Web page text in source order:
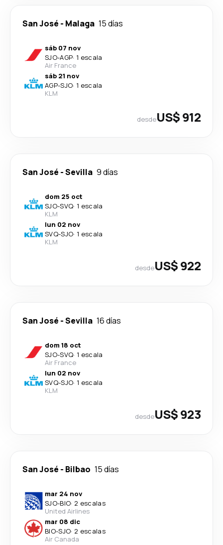
San José - Malaga 15 días
sáb 07 nov
SJO-AGP· 1 escala
Air France
sáb 21 nov
AGP-SJO· 1 escala
KLM
desdeUS$ 912
San José -Sevilla 9 días
dom 25 oct
SJO-SVQ· 1 escala
KLM
lun 02 nov
SVQ-SJO· 1 escala
KLM
desdeUS$ 922
San José -Sevilla 16 días
dom 18 oct
SJO-SVQ· 1 escala
Air France
lun 02 nov
SVQ-SJO· 1 escala
KLM
desdeUS$ 923
San José - Bilbao 15 días
mar 24 nov
SJO-BIO· 2 escalas
United Airlines
mar 08 dic
BIO-SJO· 2 escalas
Air Canada